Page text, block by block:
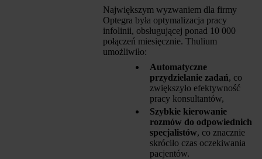
Największym wyzwaniem dla firmy
Optegra była optymalizacja pracy
infolinii, obsługującej ponad 10 000
połączeń miesięcznie. Thulium
umożliwiło:
Automatyczne
przydzielanie zadań, co
zwiększyło efektywność
pracy konsultantów,
Szybkie kierowanie
rozmów do odpowiednich
specjalistów, co znacznie
skróciło czas oczekiwania
pacjentów.